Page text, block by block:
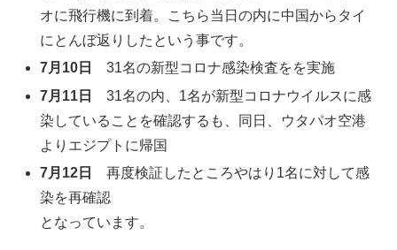
オに飛行機に到着。こちら当日の内に中国からタイ
にとんぼ返りしたという事です。
7月10日
31名の新型コロナ感染検査をを実施
7月11日
31名の内、1名が新型コロナウイルスに感
染していることを確認するも、同日、ウタパオ空港
よりエジプトに帰国
7月12日
再度検証したところやはり1名に対して感
染を再確認
となっています。